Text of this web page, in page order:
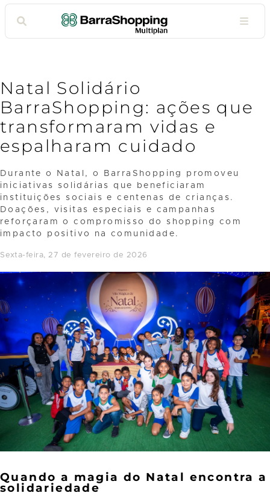
Natal Solidário
BarraShopping: ações que
transformaram vidas e
espalharam cuidado
Durante o Natal, o BarraShopping promoveu
iniciativas solidárias que beneficiaram
instituições sociais e centenas de crianças.
Doações, visitas especiais e campanhas
reforçaram o compromisso do shopping com
impacto positivo na comunidade.
sexta-feira, 27 de fevereiro de 2026
Quando a magia do Natal encontra a
solidariedade